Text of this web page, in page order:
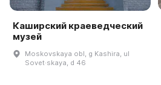
Каширский краеведческий
музей
Moskovskaya obl, g Kashira, ul
Sovet·skaya, d 46